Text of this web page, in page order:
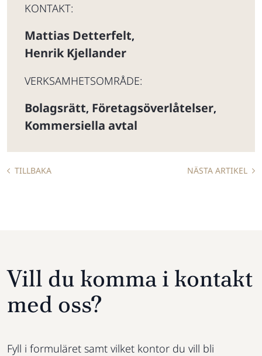
KONTAKT:
Mattias Detterfelt,
Henrik Kjellander
VERKSAMHETSOMRÅDE:
Bolagsrätt, Företagsöverlåtelser,
Kommersiella avtal
TILLBAKA NÄSTA ARTIKEL
Vill du komma i kontakt
med oss?
Fyll i formuläret samt vilket kontor du vill bli